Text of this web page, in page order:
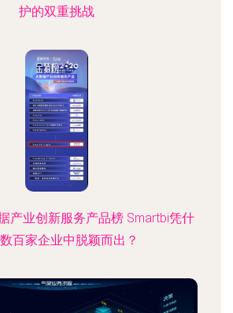
护的双重挑战
产业创新服务产品榜 Smartbi凭什
百家企业中脱颖而出？